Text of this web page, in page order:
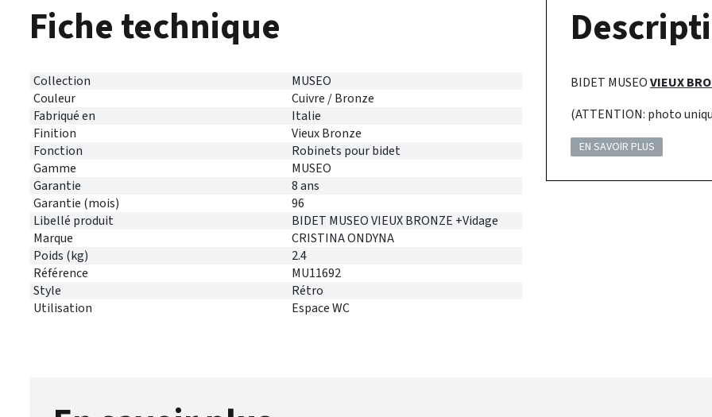
Fiche technique
Collection
MUSEO
Couleur
Cuivre / Bronze
Fabriqué en
Italie
Finition
Vieux Bronze
Fonction
Robinets pour bidet
Gamme
MUSEO
Garantie
8 ans
Garantie (mois)
96
Libellé produit
BIDET MUSEO VIEUX BRONZE +Vidage
Marque
CRISTINA ONDYNA
Poids (kg)
2.4
Référence
MU11692
Style
Rétro
Utilisation
Espace WC
BIDET MUSEOVIEUX
(ATTENTION: photo
EN SAVOIR PLUS